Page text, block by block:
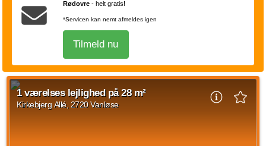
Kilde: UngBo Danmark A/S
1 vær. 29 m²
Rødovre - helt gratis!
*Servicen kan nemt afmeldes igen
Tilmeld nu
1 værelses lejlighed på 28 m²
Kirkebjerg Allé, 2720 Vanløse